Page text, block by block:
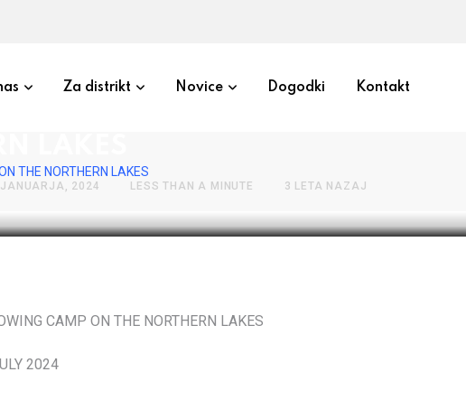
Za distrikt Novice Dogodki Kontakt
THE NORTHERN LAKES
2024 LESS THAN A MINUTE 3 LETA NAZAJ
CAMP ON THE NORTHERN LAKES
2024